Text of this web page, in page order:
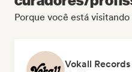
Porque você está
Vokall Records